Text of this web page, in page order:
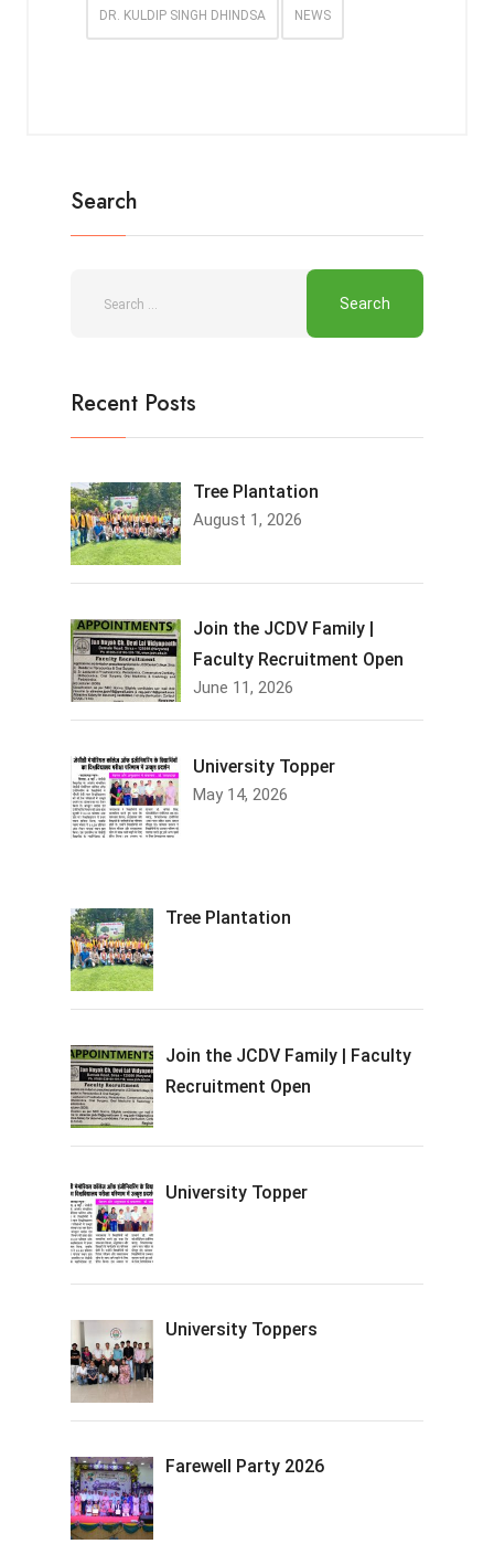
DR. KULDIP SINGH DHINDSA NEWS
Search
Recent Posts
Tree Plantation
August 1, 2026
Join the JCDV Family |
Faculty Recruitment Open
June 11, 2026
University Topper
May 14, 2026
Tree Plantation
Join the JCDV Family | Faculty
Recruitment Open
University Topper
University Toppers
Farewell Party 2026